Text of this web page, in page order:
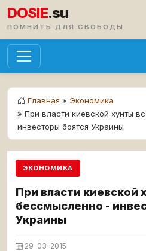
DOSIE.su
ПОМНИТЬ ДЛЯ СВОБОДЫ
Главная » Экономика
» При власти киевской хунты
инвесторы боятся Украины
ЭКОНОМИКА
При власти киевской
бессмысленно -
Украины
29-03-2015